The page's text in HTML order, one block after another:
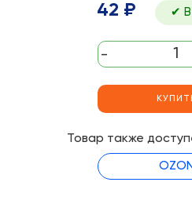
42 ₽ ✔ В
-
Товар также
OZON